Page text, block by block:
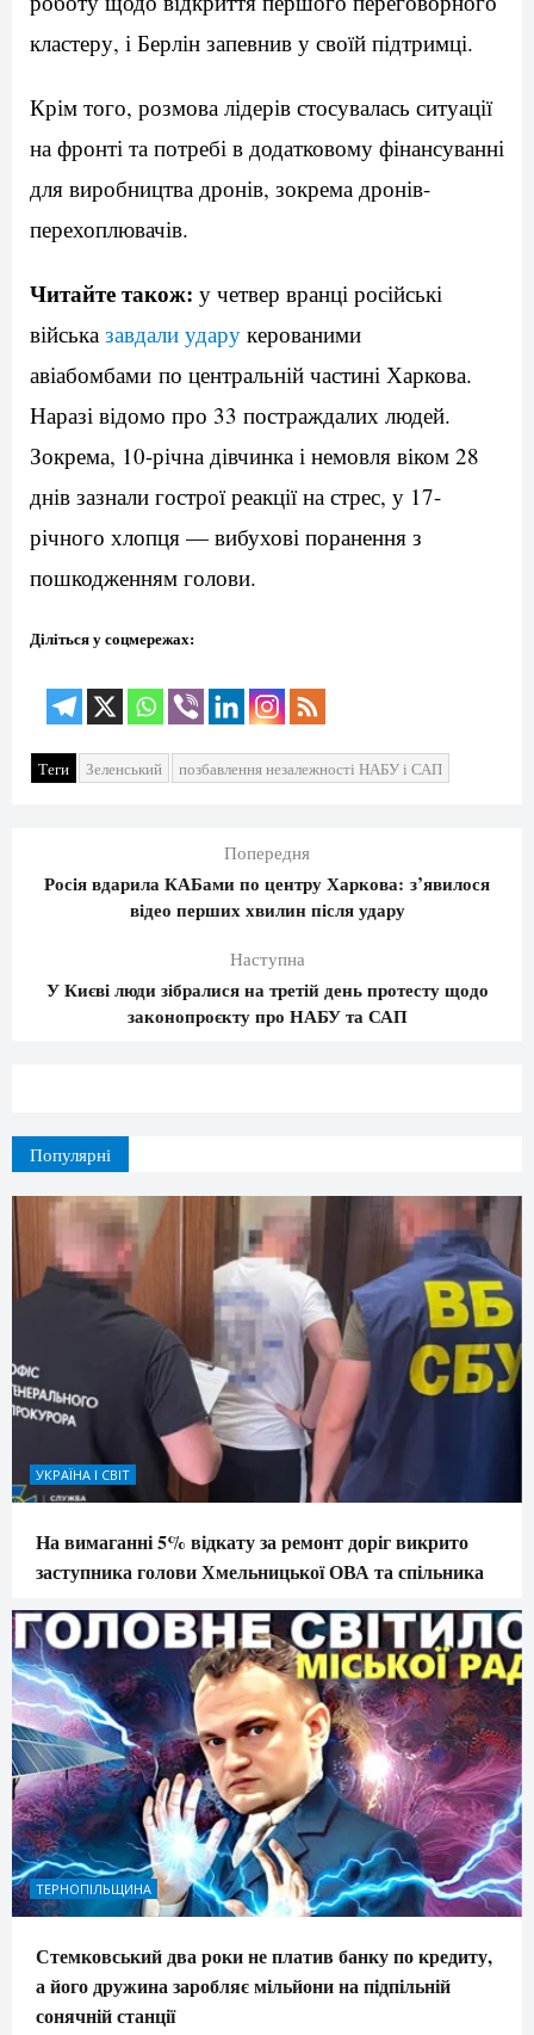
кластеру, і Берлін запевнив у своїй підтримці.
Крім того, розмова лідерів стосувалась ситуації
на фронті та потребі в додатковому фінансуванні
для виробництва дронів, зокрема дронів-
перехоплювачів.
Читайте також: у четвер вранці російські
війська завдали удару керованими
авіабомбами по центральній частині Харкова.
Наразі відомо про 33 постраждалих людей.
Зокрема, 10-річна дівчинка і немовля віком 28
днів зазнали гострої реакції на стрес, у 17-
річного хлопця — вибухові поранення з
пошкодженням голови.
Діліться у соцмережах:
Теги Зеленський позбавлення незалежності НАБУ і САП
Попередня
Росія вдарила КАБами по центру Харкова: з’явилося
відео перших хвилин після удару
Наступна
У Києві люди зібралися на третій день протесту щодо
законопроєкту про НАБУ та САП
Популярні
УКРАЇНА І СВІТ
На вимаганні 5% відкату за ремонт доріг викрито
заступника голови Хмельницької ОВА та спільника
ТЕРНОПІЛЬЩИНА
Стемковський два роки не платив банку по кредиту,
а його дружина заробляє мільйони на підпільній
сонячній станції